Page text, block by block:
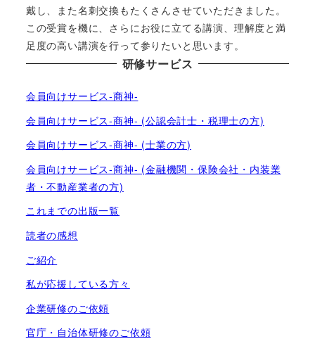
戴し、また名刺交換もたくさんさせていただきました。
この受賞を機に、さらにお役に立てる講演、理解度と満
足度の高い講演を行って参りたいと思います。
研修サービス
会員向けサービス-商神-
会員向けサービス-商神- (公認会計士・税理士の方)
会員向けサービス-商神- (士業の方)
会員向けサービス-商神- (金融機関・保険会社・内装業
者・不動産業者の方)
これまでの出版一覧
読者の感想
ご紹介
私が応援している方々
企業研修のご依頼
官庁・自治体研修のご依頼